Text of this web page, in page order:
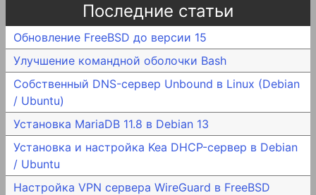
Последние статьи
Обновление FreeBSD до версии 15
Улучшение командной оболочки Bash
Собственный DNS-сервер Unbound в Linux (Debian
/ Ubuntu)
Установка MariaDB 11.8 в Debian 13
Установка и настройка Kea DHCP-сервер в Debian
/ Ubuntu
Настройка VPN сервера WireGuard в FreeBSD